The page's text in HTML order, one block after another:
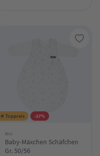
★ Toppreis -27%
Alvi
Baby-Mäxchen Schäfchen
Gr. 50/56